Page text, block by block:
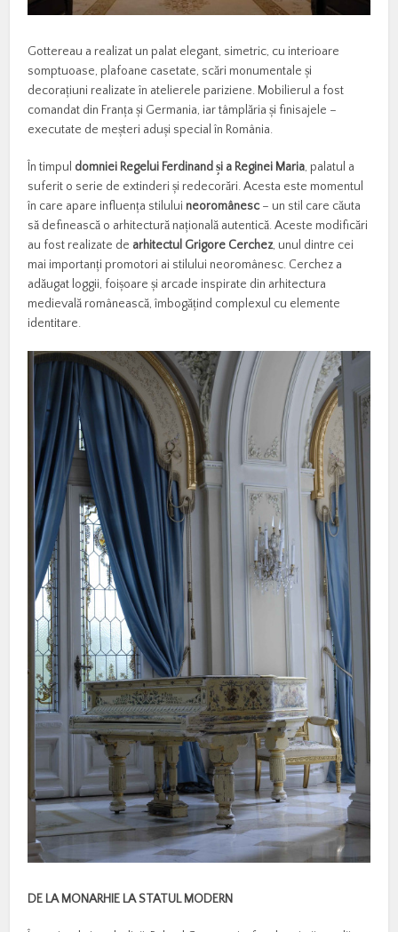
Gottereau a realizat un palat elegant, simetric, cu interioare
somptuoase, plafoane casetate, scări monumentale și
decorațiuni realizate în atelierele pariziene. Mobilierul a fost
comandat din Franța și Germania, iar tâmplăria și finisajele –
executate de meșteri aduși special în România.
În timpul domniei Regelui Ferdinandși a Reginei Maria, palatul a
suferit o serie de extinderi și redecorări. Acesta este momentul
în care apare influența stilului neoromânesc – un stil care căuta
să definească o arhitectură națională autentică. Aceste modificări
au fost realizate de arhitectul Grigore Cerchez, unul dintre cei
mai importanți promotori ai stilului neoromânesc. Cerchez a
adăugat loggii, foișoare și arcade inspirate din arhitectura
medievală românească, îmbogățind complexul cu elemente
identitare.
DE LA MONARHIE LA STATUL MODERN